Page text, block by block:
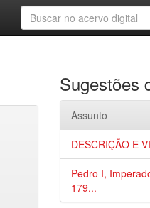
Sugestões
Assunto
DESCRIÇÃO E
Pedro I,
179...